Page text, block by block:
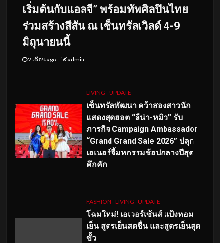
เริ่มต้นกับแอลจี” พร้อมทัพศิลปินไทย
ร่วมสร้างสีสัน ณ เซ็นทรัลเวิลด์ 4-9
มิถุนายนนี้
2 เดือน ago admin
LIVING UPDATE
เซ็นทรัลพัฒนา คว้าสองสาวนัก
แสดงสุดฮอต “ลีน่า-หมิว” รับ
ภารกิจ Campaign Ambassador
“Grand Grand Sale 2026” ปลุก
เอเนอร์จี้มหกรรมช้อปกลางปีสุด
คึกคัก
FASHION LIVING UPDATE
โฉมใหม่! เอเวอร์เซ้นส์ แป้งหอม
เย็น สูตรเย็นสดชื่น และสูตรเย็นสุด
ขั้ว